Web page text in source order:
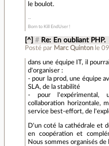
le boulot.
Born to Kill EndUser !
[^] # Re: En oubliant PHP.
Posté par Marc Quinton le
dans une équipe IT, il
d'organiser :
- pour la prod, une équipe
SLA, de la stabilité
- pour l'expérimental,
collaboration horizontale,
service best-effort, de
D'un coté la cathédrale et
en coopération et
Nous sommes organisés